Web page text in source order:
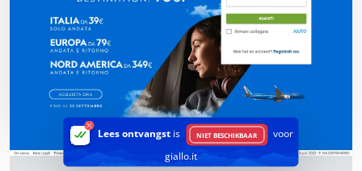
Lees ontvangst is NIET BESCHIKBAAR
voor
giallo.it